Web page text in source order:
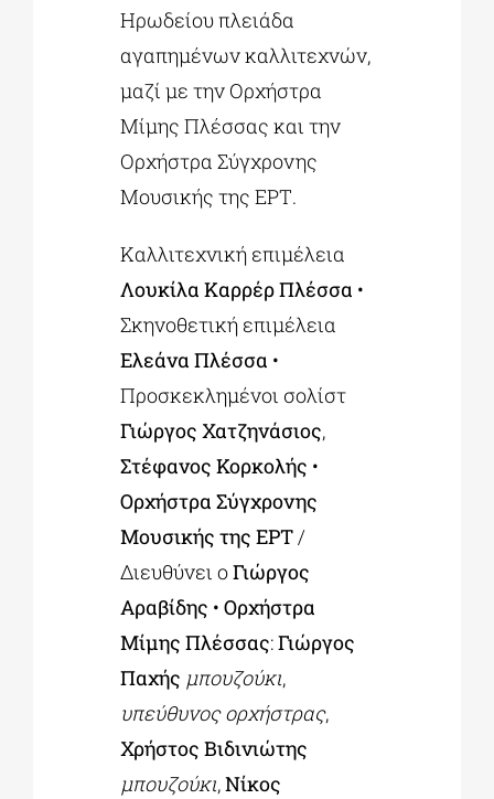
Ηρωδείου πλειάδα
αγαπημένων καλλιτεχνών,
μαζί με την Ορχήστρα
Μίμης Πλέσσας και την
Ορχήστρα Σύγχρονης
Μουσικής της ΕΡΤ.
Καλλιτεχνική επιμέλεια
Λουκίλα Καρρέρ Πλέσσα •
Σκηνοθετική επιμέλεια
Ελεάνα Πλέσσα •
Προσκεκλημένοι σολίστ
Γιώργος Χατζηνάσιος,
Στέφανος Κορκολής •
Ορχήστρα Σύγχρονης
Μουσικής της ΕΡΤ/
Διευθύνει οΓιώργος
Αραβίδης •Ορχήστρα
Μίμης Πλέσσας:Γιώργος
Παχής μπουζούκι,
υπεύθυνος ορχήστρας,
Χρήστος Βιδινιώτης
μπουζούκι,Νίκος